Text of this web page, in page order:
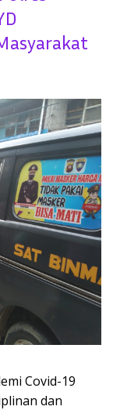
Covid-19
dan